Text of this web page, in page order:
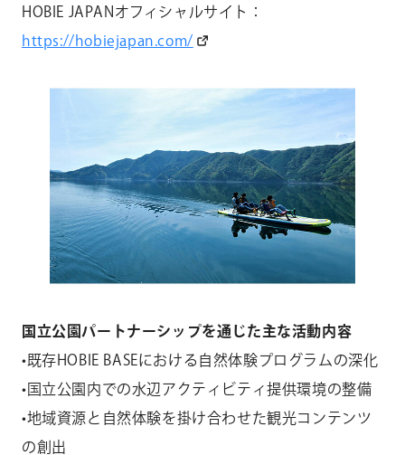
HOBIE JAPANオフィシャルサイト：
https://hobiejapan.com/
国立公園パートナーシップを通じた主な活動内容
•既存HOBIE BASEにおける自然体験プログラムの深化
•国立公園内での水辺アクティビティ提供環境の整備
•地域資源と自然体験を掛け合わせた観光コンテンツ
の創出